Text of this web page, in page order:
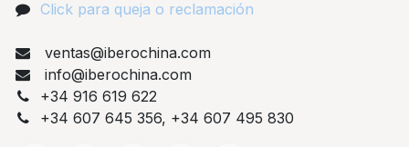
Click para queja o reclamación​
ventas@iberochina.com
info@iberochina.com
+34 916 619 622
+34 607 645 356, +34 607 495 830